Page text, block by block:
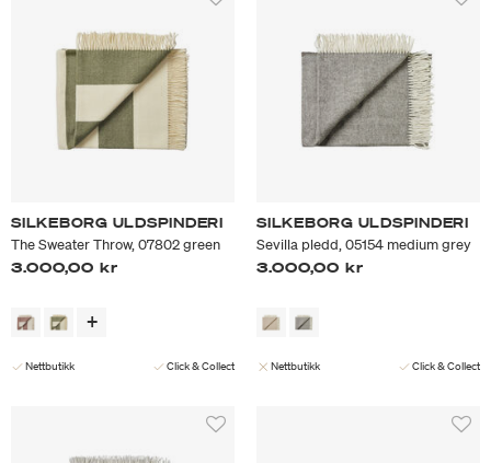
SILKEBORG ULDSPINDERI
The Sweater Throw, 07802 green
3.000,00 kr
Nettbutikk Click & Collect
SILKEBORG ULDSPINDERI
Sevilla pledd, 05154 medium grey
3.000,00 kr
Nettbutikk Click & Collect